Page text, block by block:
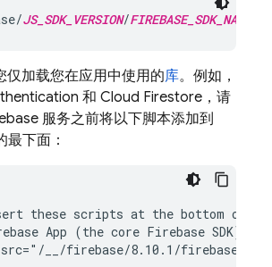
JS_SDK_VERSION/FIREBASE_SDK_NAME
仅加载您在应用中使用的库。例如，
和 Cloud Firestore ，请
服务之前将以下脚本添加到
最下面：
these scripts at the bottom of
App (the core Firebase SDK) is
__/firebase/8.10.1/firebase-